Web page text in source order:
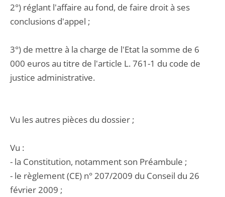
2°) réglant l'affaire au fond, de faire droit à ses
conclusions d'appel ;
3°) de mettre à la charge de l'Etat la somme de 6
000 euros au titre de l'article L. 761-1 du code de
justice administrative.
Vu les autres pièces du dossier ;
Vu :
- la Constitution, notamment son Préambule ;
- le règlement (CE) n° 207/2009 du Conseil du 26
février 2009 ;